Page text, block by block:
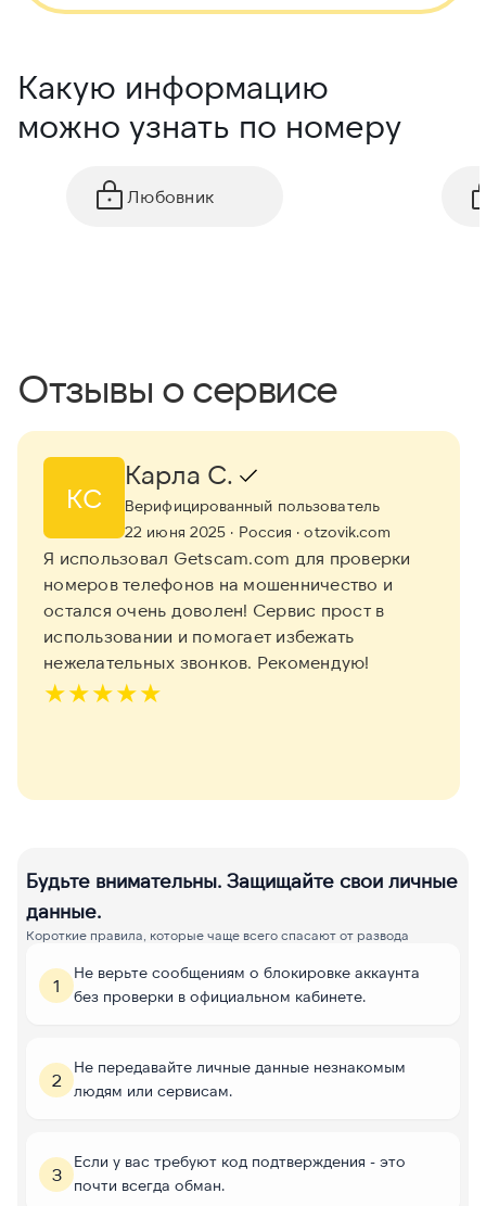
Какую информацию
можно узнать по номеру
Любовник
Отзывы о сервисе
КС
Карла С.
Верифицированный пользователь
22 июня 2025 · Россия · otzovik.com
Я использовал Getscam.com для проверки
номеров телефонов на мошенничество и
остался очень доволен! Сервис прост в
использовании и помогает избежать
нежелательных звонков. Рекомендую!
★★★★★
Будьте внимательны. Защищайте свои личные
данные.
Короткие правила, которые чаще всего спасают от развода
1
Не верьте сообщениям о блокировке аккаунта
без проверки в официальном кабинете.
2
Не передавайте личные данные незнакомым
людям или сервисам.
3
Если у вас требуют код подтверждения - это
почти всегда обман.